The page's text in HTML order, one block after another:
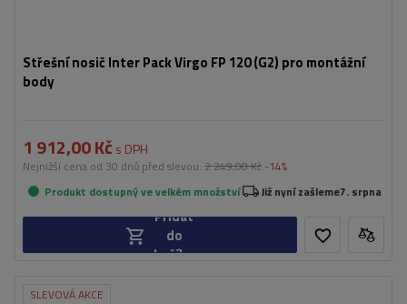
Střešní nosič Inter Pack Virgo FP 120 (G2) pro montážní
body
1 912,00 Kč s DPH
Nejnižší cena od 30 dnů před slevou: 2 249,00 Kč -14%
Produkt dostupný ve velkém množství
Již nyní zašleme7. srpna
Přidat
do
košíku
SLEVOVÁ AKCE